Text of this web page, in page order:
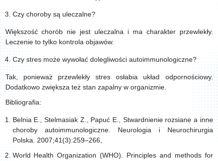
Czy choroby są uleczalne?
Większość chorób nie jest uleczalna i ma charakter przewlekły.
Leczenie to tylko kontrola objawów.
Czy stres może wywołać dolegliwości autoimmunologiczne?
Tak, ponieważ przewlekły stres osłabia układ odpornościowy.
Dodatkowo zwiększa też stan zapalny w organizmie.
Bibliografia:
Belnia E., Stelmasiak Z., Papuć E., Stwardnienie rozsiane a inne
choroby autoimmunologiczne. Neurologia i Neurochirurgia
Polska. 2007;41(3):259–266,
World Health Organization (WHO). Principles and methods for